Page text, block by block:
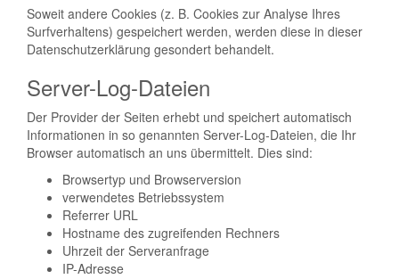
Soweit andere Cookies (z. B. Cookies zur Analyse Ihres
Surfverhaltens) gespeichert werden, werden diese in dieser
Datenschutzerklärung gesondert behandelt.
Server-Log-Dateien
Der Provider der Seiten erhebt und speichert automatisch
Informationen in so genannten Server-Log-Dateien, die Ihr
Browser automatisch an uns übermittelt. Dies sind:
Browsertyp und Browserversion
verwendetes Betriebssystem
Referrer URL
Hostname des zugreifenden Rechners
Uhrzeit der Serveranfrage
IP-Adresse